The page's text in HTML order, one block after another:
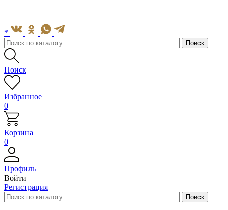
*
Поиск
Избранное
0
Корзина
0
Профиль
Войти
Регистрация